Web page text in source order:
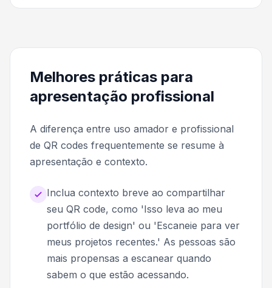
Melhores práticas para
apresentação profissional
A diferença entre uso amador e profissional
de QR codes frequentemente se resume à
apresentação e contexto.
Inclua contexto breve ao compartilhar
seu QR code, como 'Isso leva ao meu
portfólio de design' ou 'Escaneie para ver
meus projetos recentes.' As pessoas são
mais propensas a escanear quando
sabem o que estão acessando.